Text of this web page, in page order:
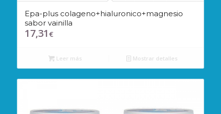
Epa-plus colageno+hialuronico+magnesio
sabor vainilla
17,31 €
Leer más Mostrar detalles